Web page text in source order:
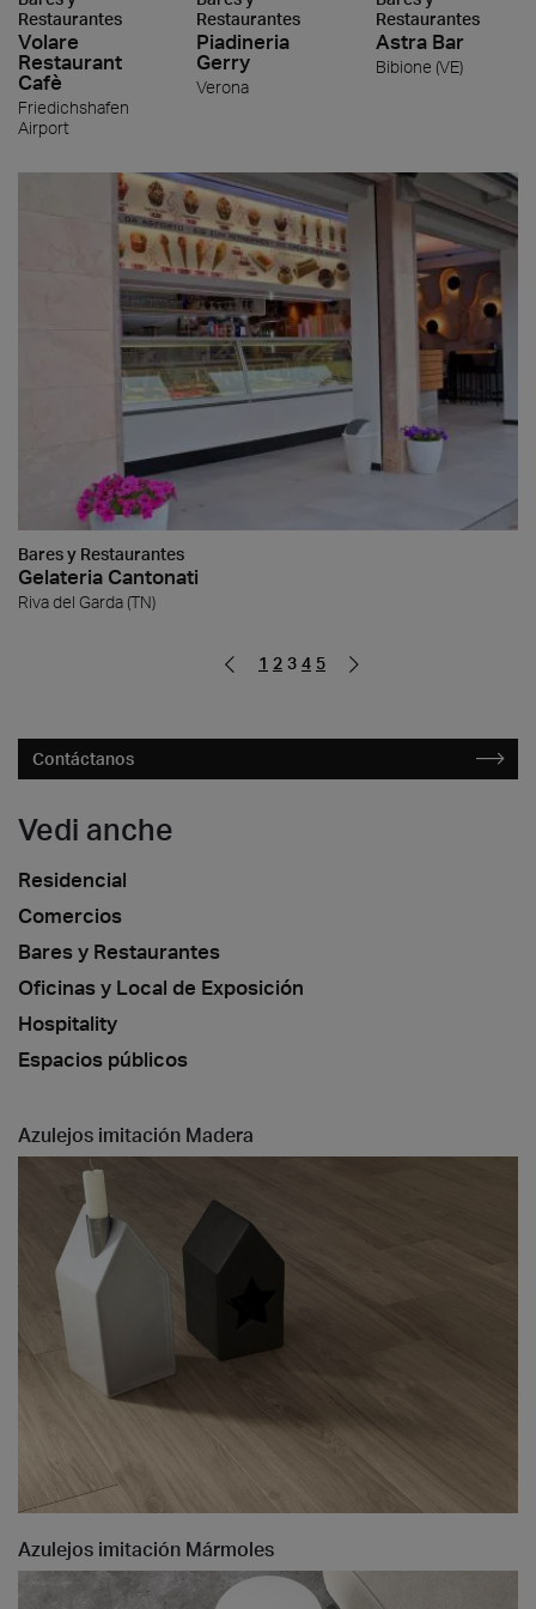
Restaurantes
Volare
Restaurant
Cafè
Friedichshafen
Airport
Restaurantes
Piadineria
Gerry
Verona
Restaurantes
Astra Bar
Bibione (VE)
Bares y Restaurantes
Gelateria Cantonati
Riva del Garda (TN)
1 2 3 4 5
Contáctanos
Vedi anche
Residencial
Comercios
Bares y Restaurantes
Oficinas y Local de Exposición
Hospitality
Espacios públicos
Azulejos imitación Madera
Azulejos imitación Mármoles